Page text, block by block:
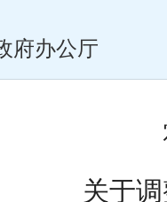
府办公厅
关于